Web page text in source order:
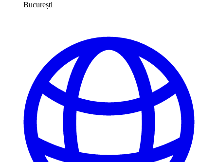
București